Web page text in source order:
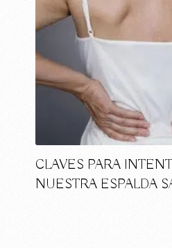
CLAVES PARA
NUESTRA ESPALDA